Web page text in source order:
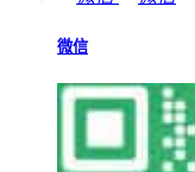
微信